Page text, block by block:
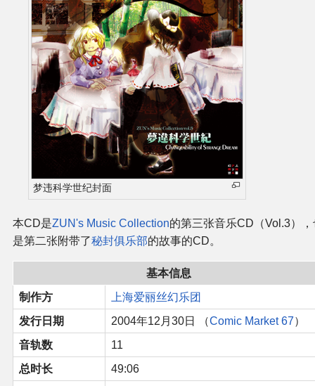
梦违科学世纪封面
本CD是ZUN's Music Collection的第三张音乐CD（Vol.3），
是第二张附带了秘封俱乐部的故事的CD。
基本信息
制作方
上海爱丽丝幻乐团
发行日期
2004年12月30日 （Comic Market 67）
音轨数
11
总时长
49:06
展会及活动导航
展会作品列表
商业二次创作
同人二次创作
同人社团列表
同人志分类
同人软件列表
同人角色列表
同人视频列表